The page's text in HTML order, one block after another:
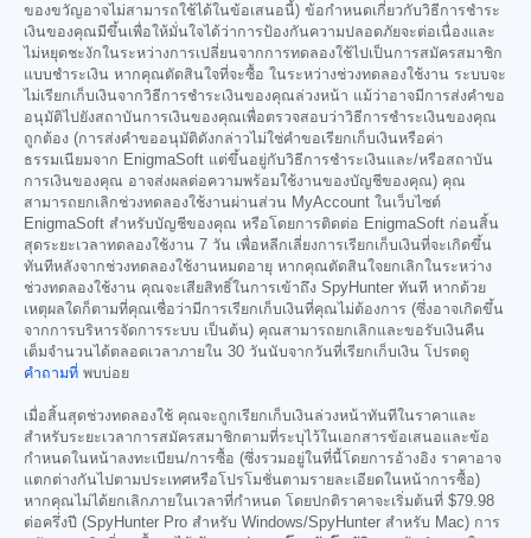
ของขวัญอาจไม่สามารถใช้ได้ในข้อเสนอนี้) ข้อกำหนดเกี่ยวกับวิธีการชำระ
เงินของคุณมีขึ้นเพื่อให้มั่นใจได้ว่าการป้องกันความปลอดภัยจะต่อเนื่องและ
ไม่หยุดชะงักในระหว่างการเปลี่ยนจากการทดลองใช้ไปเป็นการสมัครสมาชิก
แบบชำระเงิน หากคุณตัดสินใจที่จะซื้อ ในระหว่างช่วงทดลองใช้งาน ระบบจะ
ไม่เรียกเก็บเงินจากวิธีการชำระเงินของคุณล่วงหน้า แม้ว่าอาจมีการส่งคำขอ
อนุมัติไปยังสถาบันการเงินของคุณเพื่อตรวจสอบว่าวิธีการชำระเงินของคุณ
ถูกต้อง (การส่งคำขออนุมัติดังกล่าวไม่ใช่คำขอเรียกเก็บเงินหรือค่า
ธรรมเนียมจาก EnigmaSoft แต่ขึ้นอยู่กับวิธีการชำระเงินและ/หรือสถาบัน
การเงินของคุณ อาจส่งผลต่อความพร้อมใช้งานของบัญชีของคุณ) คุณ
สามารถยกเลิกช่วงทดลองใช้งานผ่านส่วน MyAccount ในเว็บไซต์
EnigmaSoft สำหรับบัญชีของคุณ หรือโดยการติดต่อ EnigmaSoft ก่อนสิ้น
สุดระยะเวลาทดลองใช้งาน 7 วัน เพื่อหลีกเลี่ยงการเรียกเก็บเงินที่จะเกิดขึ้น
ทันทีหลังจากช่วงทดลองใช้งานหมดอายุ หากคุณตัดสินใจยกเลิกในระหว่าง
ช่วงทดลองใช้งาน คุณจะเสียสิทธิ์ในการเข้าถึง SpyHunter ทันที หากด้วย
เหตุผลใดก็ตามที่คุณเชื่อว่ามีการเรียกเก็บเงินที่คุณไม่ต้องการ (ซึ่งอาจเกิดขึ้น
จากการบริหารจัดการระบบ เป็นต้น) คุณสามารถยกเลิกและขอรับเงินคืน
เต็มจำนวนได้ตลอดเวลาภายใน 30 วันนับจากวันที่เรียกเก็บเงิน โปรดดู
คำถามที่ พบบ่อย
เมื่อสิ้นสุดช่วงทดลองใช้ คุณจะถูกเรียกเก็บเงินล่วงหน้าทันทีในราคาและ
สำหรับระยะเวลาการสมัครสมาชิกตามที่ระบุไว้ในเอกสารข้อเสนอและข้อ
กำหนดในหน้าลงทะเบียน/การซื้อ (ซึ่งรวมอยู่ในที่นี้โดยการอ้างอิง ราคาอาจ
แตกต่างกันไปตามประเทศหรือโปรโมชั่นตามรายละเอียดในหน้าการซื้อ)
หากคุณไม่ได้ยกเลิกภายในเวลาที่กำหนด โดยปกติราคาจะเริ่มต้นที่ $79.98
ต่อครึ่งปี (SpyHunter Pro สำหรับ Windows/SpyHunter สำหรับ Mac) การ